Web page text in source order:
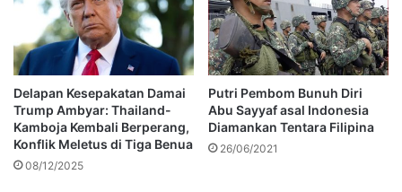
Delapan Kesepakatan Damai
Trump Ambyar: Thailand-
Kamboja Kembali Berperang,
Konflik Meletus di Tiga Benua
08/12/2025
Putri Pembom Bunuh Diri
Abu Sayyaf asal Indonesia
Diamankan Tentara Filipina
26/06/2021